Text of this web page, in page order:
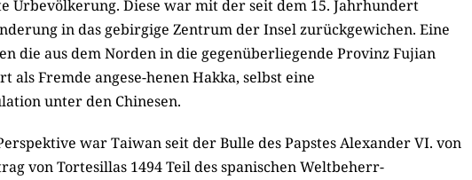
Urbevölkerung. Diese war mit der seit dem 15. Jahrhundert
in das gebirgige Zentrum der Insel zurückgewichen. Eine
die aus dem Norden in die gegenüberliegende Provinz Fujian
als Fremde angese-henen Hakka, selbst eine
unter den Chinesen.
war Taiwan seit der Bulle des Papstes Alexander VI. von
von Tortesillas 1494 Teil des spanischen Weltbeherr-